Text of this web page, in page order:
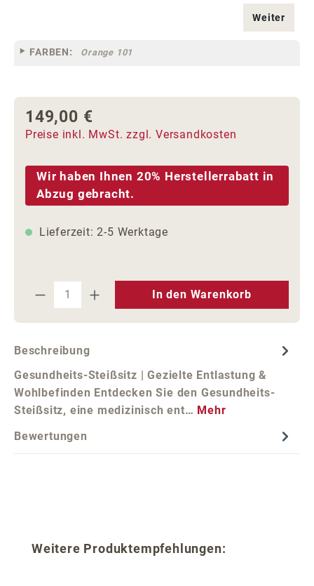
Weiter
FARBEN: Orange 101
Regulärer Preis:
149,00 €
Preise inkl. MwSt. zzgl. Versandkosten
Wir haben Ihnen 20% Herstellerrabatt in
Abzug gebracht.
Lieferzeit: 2-5 Werktage
Produkt Anzahl: Gib den
In den Warenkorb
Beschreibung
Gesundheits-Steißsitz | Gezielte Entlastung &
Wohlbefinden Entdecken Sie den Gesundheits-
Steißsitz, eine medizinisch ent… Mehr
Bewertungen
Produktgalerie überspringen
Weitere Produktempfehlungen: